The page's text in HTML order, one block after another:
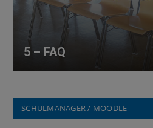
5 – FAQ
SCHULMANAGER / MOODLE